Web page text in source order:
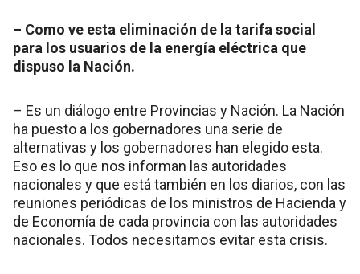
– Como ve esta eliminación de la tarifa social
para los usuarios de la energía eléctrica que
dispuso la Nación.
– Es un diálogo entre Provincias y Nación. La Nación
ha puesto a los gobernadores una serie de
alternativas y los gobernadores han elegido esta.
Eso es lo que nos informan las autoridades
nacionales y que está también en los diarios, con las
reuniones periódicas de los ministros de Hacienda y
de Economía de cada provincia con las autoridades
nacionales. Todos necesitamos evitar esta crisis.